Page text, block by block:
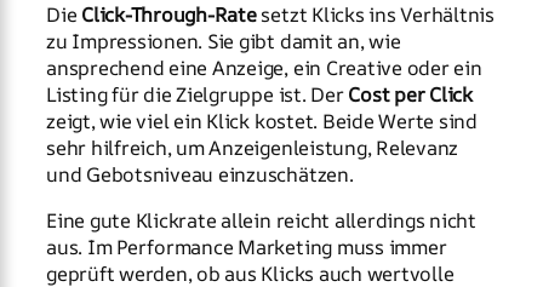
Die Click-Through-Ratesetzt Klicks ins Verhältnis
zu Impressionen. Sie gibt damit an, wie
ansprechend eine Anzeige, ein Creative oder ein
Listing für die Zielgruppe ist. DerCost per Click
zeigt, wie viel ein Klick kostet. Beide Werte sind
sehr hilfreich, um Anzeigenleistung, Relevanz
und Gebotsniveau einzuschätzen.
Eine gute Klickrate allein reicht allerdings nicht
aus. Im Performance Marketing muss immer
geprüft werden, ob aus Klicks auch wertvolle